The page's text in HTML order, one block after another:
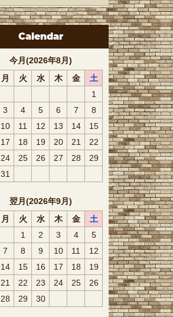
Calendar
今月(2026年8月)
月 火 水 木 金
土
1
3 4 5 6 7
8
10 11 12 13 14
15
17 18 19 20 21
22
24 25 26 27 28
29
31
翌月(2026年9月)
月 火 水 木 金
土
1
2 3 4
5
7 8 9 10 11
12
14 15 16 17 18
19
21 22 23 24 25
26
28 29 30